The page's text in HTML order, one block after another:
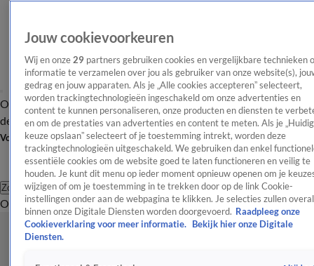
OverzichtAfleveringen Entertainment TV Algemeen
Tip
de redactieNieuwsbrief
Volg Shownieuws
Zoeken
OverzichtEntertainmentSpraakmakendRealityCrimeVideo's
Jouw cookievoorkeuren
Wij en onze 29 partners gebruiken cookies en vergelijkbare technieken
informatie te verzamelen over jou als gebruiker van onze website(s),
gedrag en jouw apparaten. Als je „Alle cookies accepteren” selecteert,
worden trackingtechnologieën ingeschakeld om onze advertenties en
content te kunnen personaliseren, onze producten en diensten te
en om de prestaties van advertenties en content te meten. Als je
keuze opslaan” selecteert of je toestemming intrekt, worden deze
trackingtechnologieën uitgeschakeld. We gebruiken dan enkel
essentiële cookies om de website goed te laten functioneren en veilig te
houden. Je kunt dit menu op ieder moment opnieuw openen om je
wijzigen of om je toestemming in te trekken door op de link Cookie-
instellingen onder aan de webpagina te klikken. Je selecties zullen overal
binnen onze Digitale Diensten worden doorgevoerd. Raadpleeg onze
Cookieverklaring voor meer informatie.
Bekijk hier onze Digitale
Diensten.